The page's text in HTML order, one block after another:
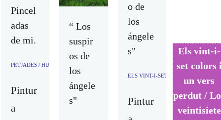
Pincel
adas
de mi.
PETJADES / HUELLAS / FOOTPRINTS
Pintur
a
“ Los
suspir
os de
los
ángele
s"
o de
los
ángele
s"
ELS VINT-I-SET COLORS I UN VERS
Pintur
Els vint-i-
set colors
un vers
perdut /
veintisiete